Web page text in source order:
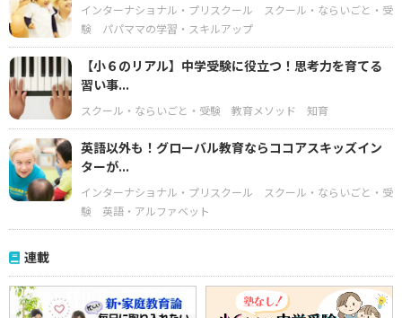
インターナショナル・プリスクール
スクール・ならいごと・受
験
パパママの学習・スキルアップ
【小６のリアル】中学受験に役立つ！思考力を育てる
習い事...
スクール・ならいごと・受験 教育メソッド 知育
英語以外も！グローバル教育ならココアスキッズイン
ターが...
インターナショナル・プリスクール
スクール・ならいごと・受
験
英語・アルファベット
連載